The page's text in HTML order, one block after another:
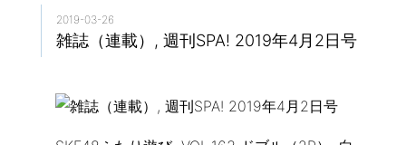
2019-03-26
雑誌（連載）, 週刊SPA! 2019年4月2日号